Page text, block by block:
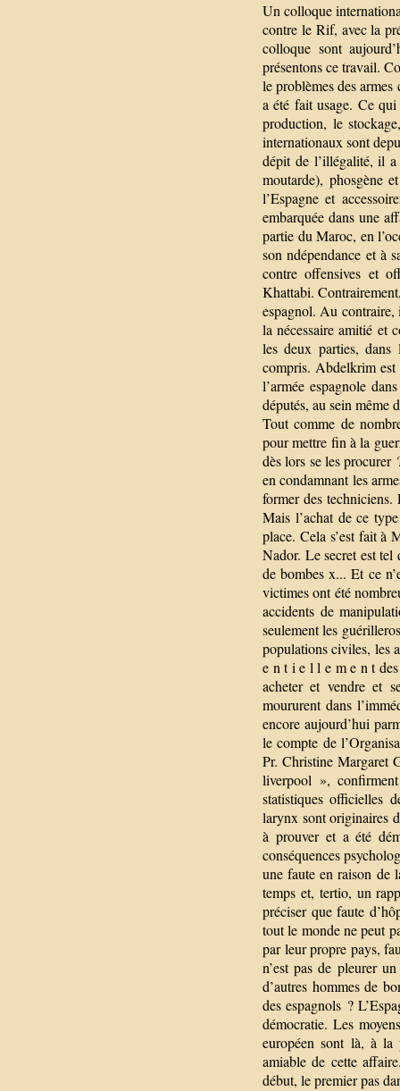
Un colloque
contre le Rif, avec la
colloque sont
présentons ce travail.
le problèmes des
a été fait usage. Ce
production, le
internationaux sont
dépit de l’illégalité, il a
moutarde), phosgène
l’Espagne et
embarquée dans une
partie du Maroc, en
son ndépendance et à
contre offensives et
Khattabi.
espagnol. Au contraire,
la nécessaire amitié et
les deux parties, dans
compris. Abdelkrim est
l’armée espagnole
députés, au sein même
Tout comme de
pour mettre fin à la
dès lors se les procurer
en condamnant les
former des
Mais l’achat de ce
place. Cela s’est fait à
Nador. Le secret est tel
de bombes x... Et ce
victimes ont été
accidents de
seulement les
populations civiles, les
e n t i e l l e m e n t
acheter et vendre et
moururent dans
encore aujourd’hui
le compte de
Pr. Christine Margaret
liverpool »,
statistiques officielles
larynx sont originaires
à prouver et a été
conséquences
une faute en raison de
temps et, tertio, un
préciser que faute
tout le monde ne peut
par leur propre pays,
n’est pas de pleurer
d’autres hommes de
des espagnols ?
démocratie. Les
européen sont là, à la
amiable de cette
début, le premier pas